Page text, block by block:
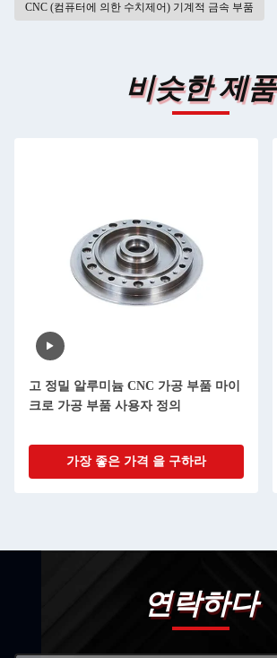
CNC (컴퓨터에 의한 수치제어) 기계적 금속 부품
비슷한 제품
고 정밀 알루미늄 CNC 가공 부품 마이
크로 가공 부품 사용자 정의
가장 좋은 가격 을 구하라
연락하다